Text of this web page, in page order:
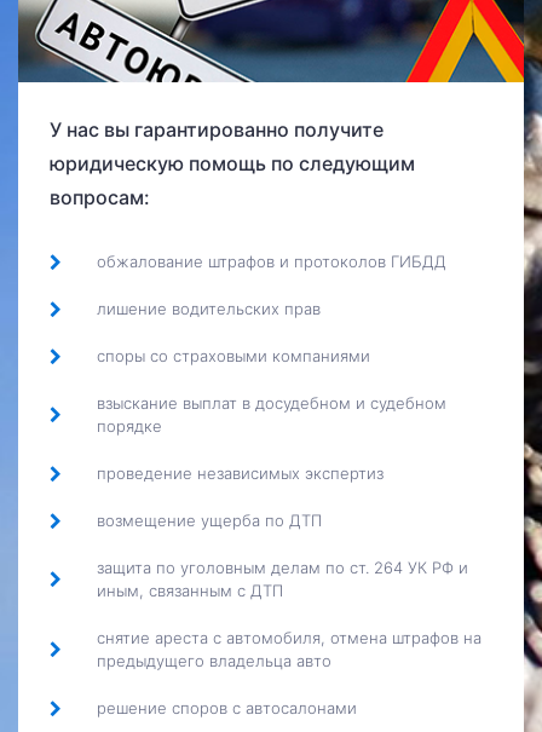
У нас вы гарантированно получите
юридическую помощь по следующим
вопросам:
обжалование штрафов и протоколов ГИБДД
лишение водительских прав
споры со страховыми компаниями
взыскание выплат в досудебном и судебном
порядке
проведение независимых экспертиз
возмещение ущерба по ДТП
защита по уголовным делам по ст. 264 УК РФ и
иным, связанным с ДТП
снятие ареста с автомобиля, отмена штрафов на
предыдущего владельца авто
решение споров с автосалонами